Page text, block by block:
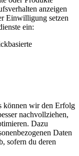
anzeigen
Einwilligung setzen
ein:
können wir den Erfolg
nachvollziehen,
Dazu
Daten
sofern du deren